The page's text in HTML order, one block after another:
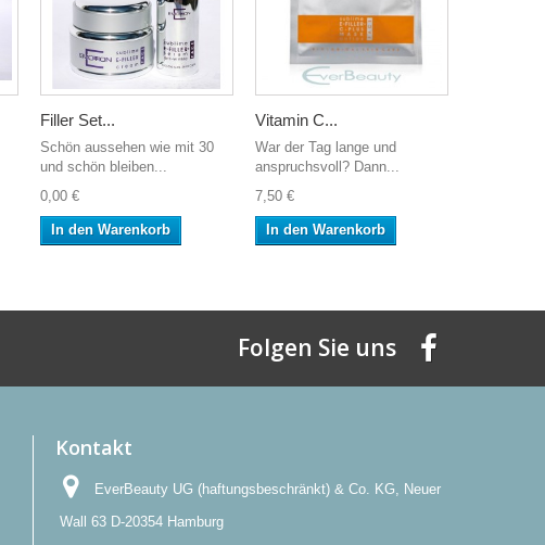
Filler Set...
Schön aussehen wie mit 30
und schön bleiben...
0,00 €
In den Warenkorb
Vitamin C...
War der Tag lange und
anspruchsvoll? Dann...
7,50 €
In den Warenkorb
Folgen Sie uns
Kontakt
EverBeauty UG (haftungsbeschränkt) & Co. KG, Neuer
Wall 63 D-20354 Hamburg